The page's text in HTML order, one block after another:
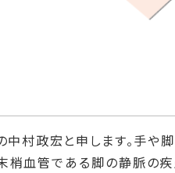
中村政宏と申します。手や
梢血管である脚の静脈の疾